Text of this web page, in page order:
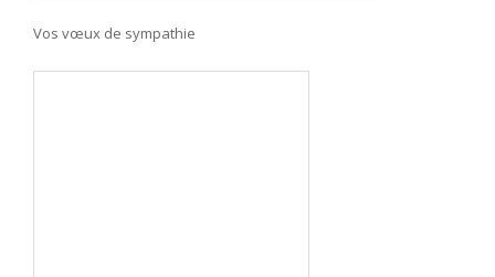
Vos vœux de sympathie